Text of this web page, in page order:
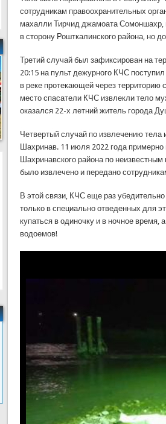
сотрудникам правоохранительных
махалли Тирчид джамоата Сомоншахр,
в сторону Рошткалинского района, но
Третий случай был зафиксирован на
20:15 на пульт дежурного КЧС
в реке протекающей через
место спасатели КЧС извлекли тело
оказался 22-х летний житель города
Четвертый случай по извлечению тела
Шахринав. 11 июля 2022 года
Шахринавского района по
было извлечено и передано
В этой связи, КЧС еще раз
только в специально отведенных для
купаться в одиночку и в ночное время,
водоемов!